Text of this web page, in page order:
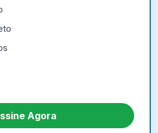
Agora